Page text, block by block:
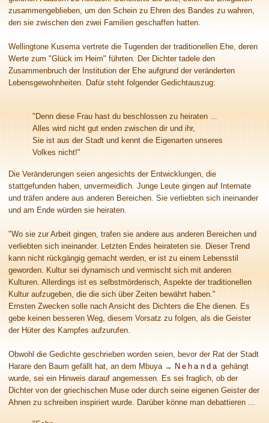
zusammengeblieben, um den Schein zu Ehren des Bandes zu wahren,
den sie zwischen den zwei Familien geschaffen hatten.
Wellingtone Kusema vertrete die Tugenden der traditionellen Ehe, deren
Werte zum "Glück im Heim" führten. Der Dichter tadele den
Zusammenbruch der Institution der Ehe aufgrund der veränderten
Lebensgewohnheiten. Dafür steht folgender Gedichtauszug:
"Denn diese Frau hast du beschlossen zu heiraten ...
Alles wird nicht gut enden zwischen dir und ihr,
Sie ist aus der Stadt und kennt die Eigenarten unseres
Volkes nicht!"
Die Veränderungen seien angesichts der Entwicklungen, die
stattgefunden haben, unvermeidlich. Junge Leute gingen auf Internate
und träfen andere aus anderen Bereichen. Sie verliebten sich ineinander
und am Ende würden sie heiraten.
"Wo sie zur Arbeit gingen, trafen sie andere aus anderen Bereichen und
verliebten sich ineinander. Letzten Endes heirateten sie. Dieser Trend
kann nicht rückgängig gemacht werden, er ist zu einem Lebensstil
geworden. Kultur sei dynamisch und vermischt sich mit anderen
Kulturen. Allerdings ist es selbstmörderisch, Aspekte der traditionellen
Kultur aufzugeben, die die sich über Zeiten bewährt haben."
Ernsten Zwecken solle nach Ansicht des Dichters die Ehe dienen. Es
gebe keinen besseren Weg, diesem Vorsatz zu folgen, als die Geister
der Hüter des Kampfes aufzurufen.
Obwohl die Gedichte geschrieben worden seien, bevor der Rat der Stadt
Harare den Baum gefällt hat, an dem Mbuya → Nehanda gehängt
wurde, sei ein Hinweis darauf angemessen. Es sei fraglich, ob der
Dichter von der griechischen Muse oder durch seine eigenen Geister der
Ahnen zu schreiben inspiriert wurde. Darüber könne man debattieren ...